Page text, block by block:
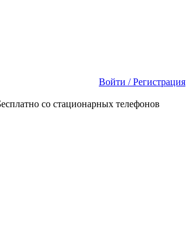
Войти / Регистрация
со стационарных телефонов